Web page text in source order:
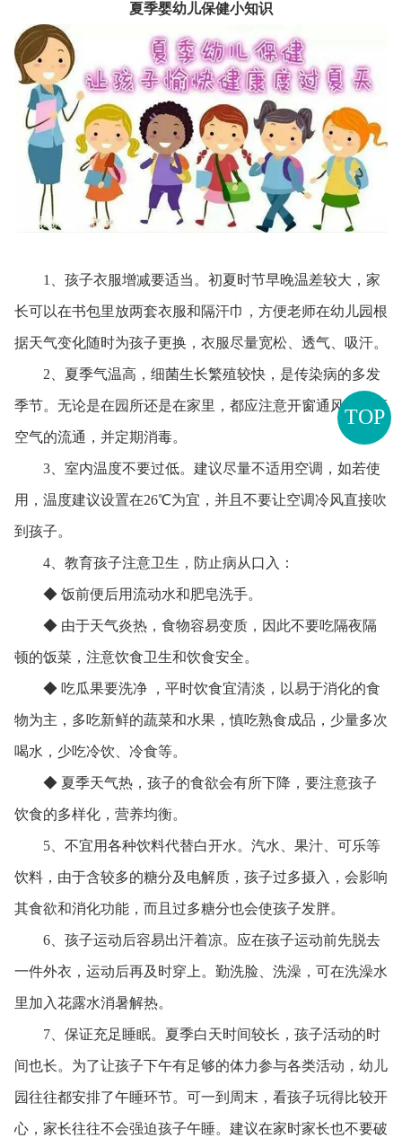
TOP
夏季婴幼儿保健小知识
1、孩子衣服增减要适当。初夏时节早晚温差较大，家
长可以在书包里放两套衣服和隔汗巾，方便老师在幼儿园根
据天气变化随时为孩子更换，衣服尽量宽松、透气、吸汗。
2、夏季气温高，细菌生长繁殖较快，是传染病的多发
季节。无论是在园所还是在家里，都应注意开窗通风，保证
空气的流通，并定期消毒。
3、室内温度不要过低。建议尽量不适用空调，如若使
用，温度建议设置在26℃为宜，并且不要让空调冷风直接吹
到孩子。
4、 教育孩子注意卫生，防止病从口入：
◆ 饭前便后用流动水和肥皂洗手。
◆ 由于天气炎热，食物容易变质，因此不要吃隔夜隔
顿的饭菜，注意饮食卫生和饮食安全。
◆ 吃瓜果要洗净 ，平时饮食宜清淡，以易于消化的食
物为主，多吃新鲜的蔬菜和水果，慎吃熟食成品，少量多次
喝水，少吃冷饮、冷食等。
◆ 夏季天气热，孩子的食欲会有所下降，要注意孩子
饮食的多样化，营养均衡。
5、不宜用各种饮料代替白开水。汽水、果汁、可乐等
饮料，由于含较多的糖分及电解质，孩子过多摄入，会影响
其食欲和消化功能，而且过多糖分也会使孩子发胖。
6、 孩子运动后容易出汗着凉。应在孩子运动前先脱去
一件外衣，运动后再及时穿上。勤洗脸、洗澡，可在洗澡水
里加入花露水消暑解热。
7、保证充足睡眠。夏季白天时间较长，孩子活动的时
间也长。为了让孩子下午有足够的体力参与各类活动，幼儿
园往往都安排了午睡环节。可一到周末，看孩子玩得比较开
心，家长往往不会强迫孩子午睡。建议在家时家长也不要破